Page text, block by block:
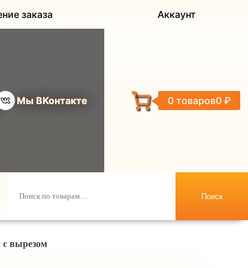
заказа Аккаунт
Мы ВКонтакте 0 товаров0 ₽
Поиск
с вырезом